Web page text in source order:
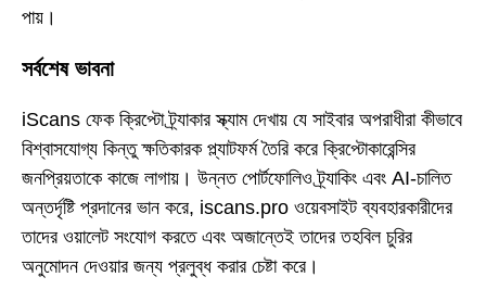
পায়।
সর্বশেষ ভাবনা
iScans ফেক ক্রিপ্টো ট্র্যাকার স্ক্যাম দেখায় যে সাইবার অপরাধীরা কীভাবে
বিশ্বাসযোগ্য কিন্তু ক্ষতিকারক প্ল্যাটফর্ম তৈরি করে ক্রিপ্টোকারেন্সির
জনপ্রিয়তাকে কাজে লাগায়। উন্নত পোর্টফোলিও ট্র্যাকিং এবং AI-চালিত
অন্তর্দৃষ্টি প্রদানের ভান করে, iscans.pro ওয়েবসাইট ব্যবহারকারীদের
তাদের ওয়ালেট সংযোগ করতে এবং অজান্তেই তাদের তহবিল চুরির
অনুমোদন দেওয়ার জন্য প্রলুব্ধ করার চেষ্টা করে।